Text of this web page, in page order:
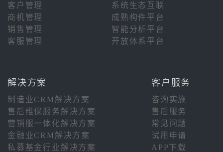
客户管理
系统生态互联
商机管理
成熟构件平台
销售管理
智能分析平台
客服管理
开放体系平台
解决方案 客户服务
制造业CRM解决方案
咨询实施
售后维保服务解决方案
售后服务
营销服一体化解决方案
常见问题
金融业CRM解决方案
试用申请
私募基金行业解决方案
APP下载